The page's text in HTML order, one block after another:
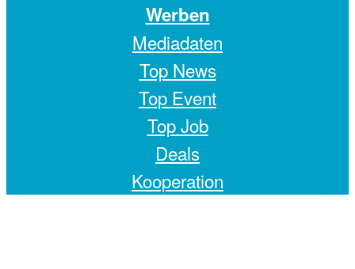
Werben
Mediadaten
Top News
Top Event
Top Job
Deals
Kooperation